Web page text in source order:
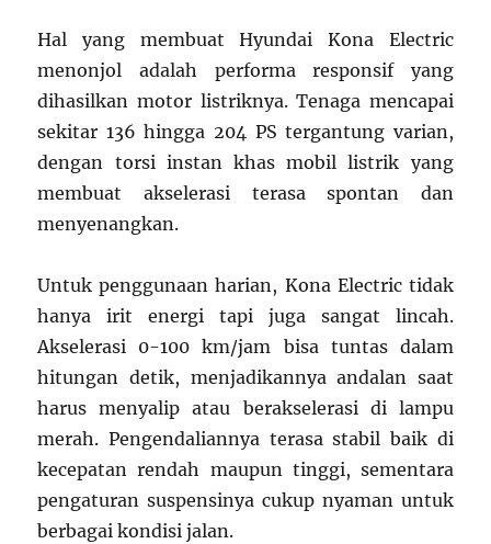
Hal yang membuat Hyundai Kona Electric
menonjol adalah performa responsif yang
dihasilkan motor listriknya. Tenaga mencapai
sekitar 136 hingga 204 PS tergantung varian,
dengan torsi instan khas mobil listrik yang
membuat akselerasi terasa spontan dan
menyenangkan.
Untuk penggunaan harian, Kona Electric tidak
hanya irit energi tapi juga sangat lincah.
Akselerasi 0-100 km/jam bisa tuntas dalam
hitungan detik, menjadikannya andalan saat
harus menyalip atau berakselerasi di lampu
merah. Pengendaliannya terasa stabil baik di
kecepatan rendah maupun tinggi, sementara
pengaturan suspensinya cukup nyaman untuk
berbagai kondisi jalan.